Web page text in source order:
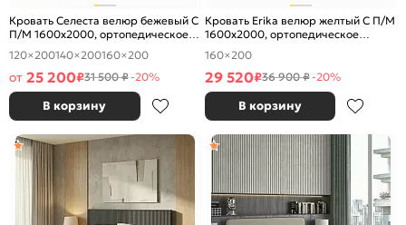
Кровать Селеста велюр бежевый С
П/М 1600x2000, ортопедическое
основание, изголовье мягкое
120×200140×200160×200
от 25 200₽31 500 ₽-20%
В корзину
Кровать Erika велюр желтый С П/М
1600x2000, ортопедическое
основание, изголовье мягкое
160×200
29 520₽36 900 ₽-20%
В корзину